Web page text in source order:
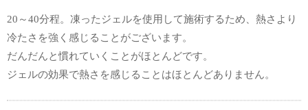
20～40分程。凍ったジェルを使用して施術するため、熱さより
冷たさを強く感じることがございます。
だんだんと慣れていくことがほとんどです。
ジェルの効果で熱さを感じることはほとんどありません。